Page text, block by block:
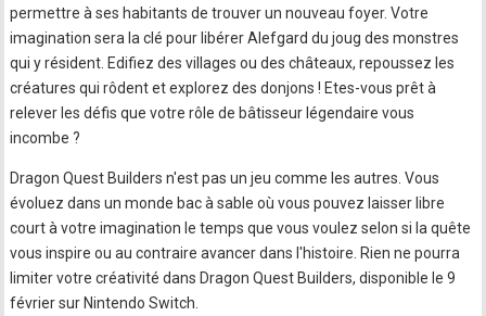
permettre à ses habitants de trouver un nouveau foyer. Votre
imagination sera la clé pour libérer Alefgard du joug des monstres
qui y résident. Edifiez des villages ou des châteaux, repoussez les
créatures qui rôdent et explorez des donjons ! Etes-vous prêt à
relever les défis que votre rôle de bâtisseur légendaire vous
incombe ?
Dragon Quest Builders n'est pas un jeu comme les autres. Vous
évoluez dans un monde bac à sable où vous pouvez laisser libre
court à votre imagination le temps que vous voulez selon si la quête
vous inspire ou au contraire avancer dans l'histoire. Rien ne pourra
limiter votre créativité dans Dragon Quest Builders, disponible le 9
février sur Nintendo Switch.